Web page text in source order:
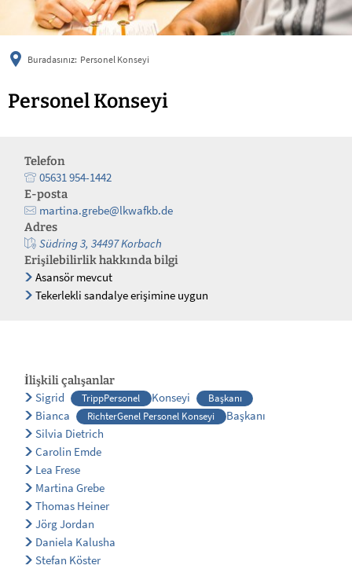
Buradasınız: Personel Konseyi
Personel Konseyi
Telefon
05631 954-1442
E-posta
martina.grebe@lkwafkb.de
Adres
Südring 3, 34497 Korbach
Erişilebilirlik hakkında bilgi
Asansör mevcut
Tekerlekli sandalye erişimine uygun
İlişkili çalışanlar
Sigrid TrippPersonel Konseyi Başkanı
Bianca RichterGenel Personel Konseyi
Başkanı
Silvia Dietrich
Carolin Emde
Lea Frese
Martina Grebe
Thomas Heiner
Jörg Jordan
Daniela Kalusha
Stefan Köster